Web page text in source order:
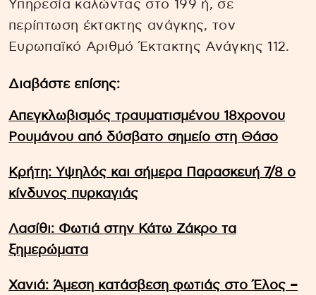
Υπηρεσία καλώντας στο 199 ή, σε
περίπτωση έκτακτης ανάγκης, τον
Ευρωπαϊκό Αριθμό Έκτακτης Ανάγκης 112.
Διαβάστε επίσης:
Απεγκλωβισμός τραυματισμένου 18χρονου
Ρουμάνου από δύσβατο σημείο στη Θάσο
Κρήτη: Υψηλός και σήμερα Παρασκευή 7/8 ο
κίνδυνος πυρκαγιάς
Λασίθι: Φωτιά στην Κάτω Ζάκρο τα
ξημερώματα
Χανιά: Άμεση κατάσβεση φωτιάς στο Έλος –